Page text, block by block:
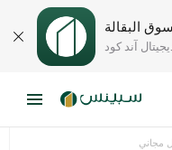
البقالة
آند كود
مجاني